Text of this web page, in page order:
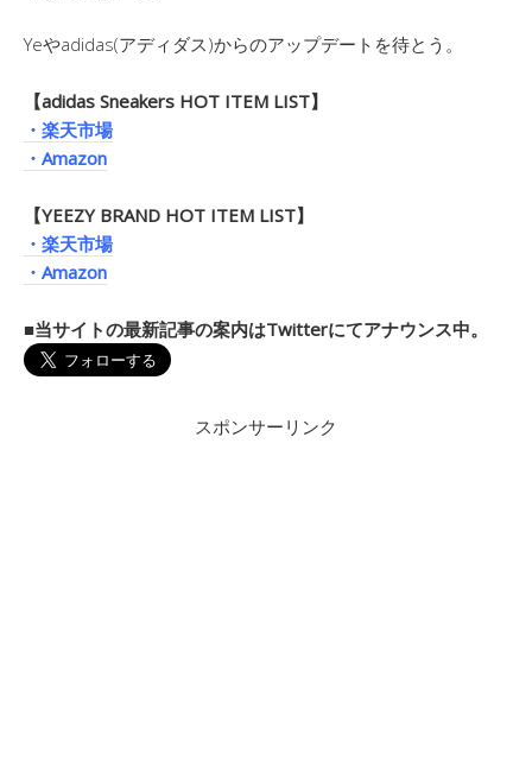
Yeやadidas(アディダス)からのアップデートを待とう。
【adidas Sneakers HOT ITEM LIST】
・楽天市場
・Amazon
【YEEZY BRAND HOT ITEM LIST】
・楽天市場
・Amazon
■当サイトの最新記事の案内はTwitterにてアナウンス中。
スポンサーリンク